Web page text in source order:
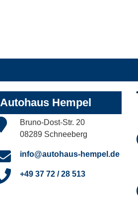
Autohaus Hempel
Bruno-Dost-Str. 20
08289 Schneeberg
info@autohaus-hempel.de
+49 37 72 / 28 513